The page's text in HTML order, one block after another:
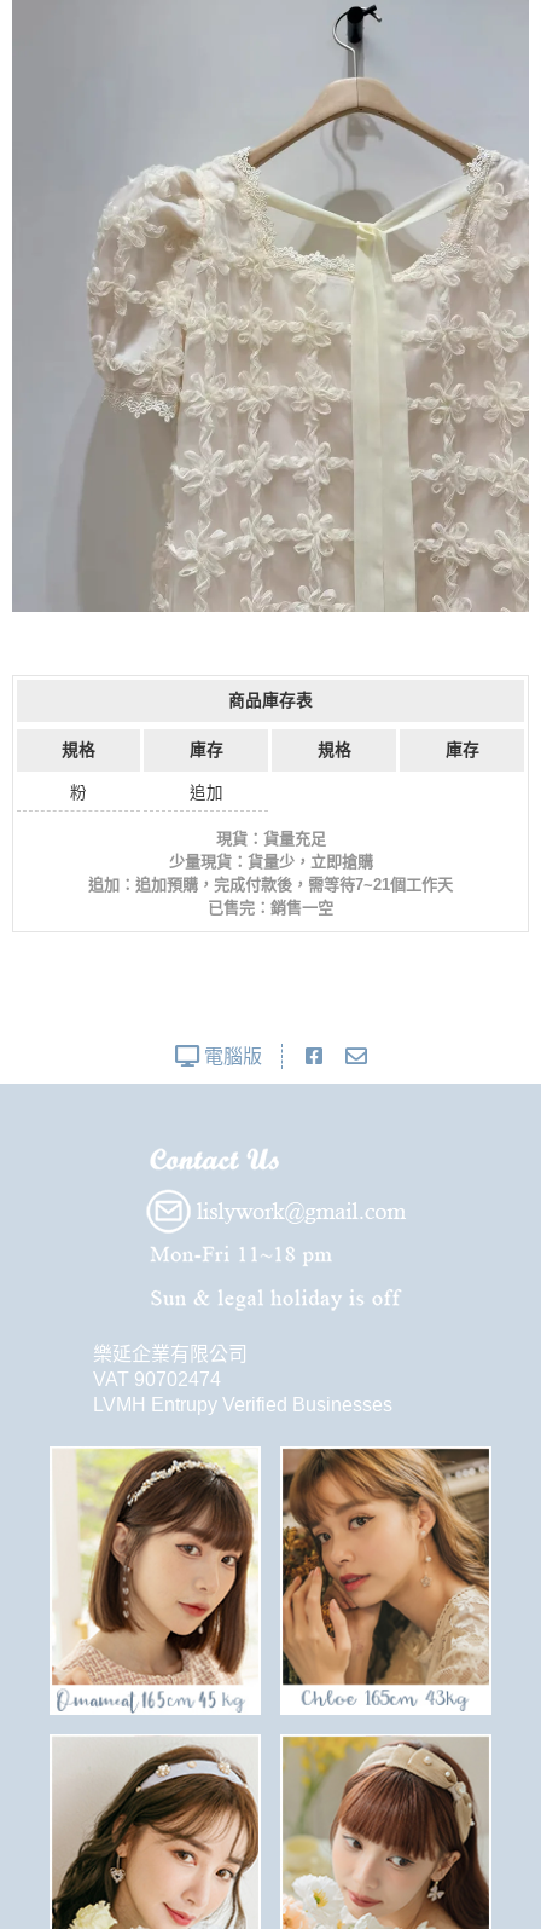
商品庫存表
規格 庫存 規格 庫存
粉 追加
現貨：貨量充足
少量現貨：貨量少，立即搶購
追加：追加預購，完成付款後，需等待7~21個工作天
已售完：銷售一空
電腦版
樂延企業有限公司
VAT 90702474
LVMH Entrupy Verified Businesses